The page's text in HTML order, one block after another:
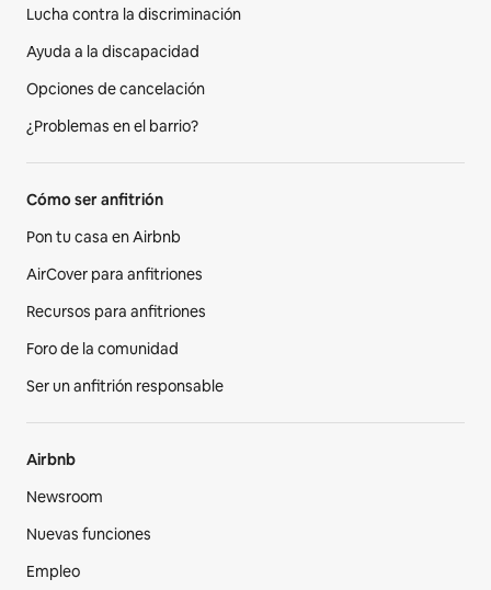
Lucha contra la discriminación
Ayuda a la discapacidad
Opciones de cancelación
¿Problemas en el barrio?
Cómo ser anfitrión
Pon tu casa en Airbnb
AirCover para anfitriones
Recursos para anfitriones
Foro de la comunidad
Ser un anfitrión responsable
Airbnb
Newsroom
Nuevas funciones
Empleo